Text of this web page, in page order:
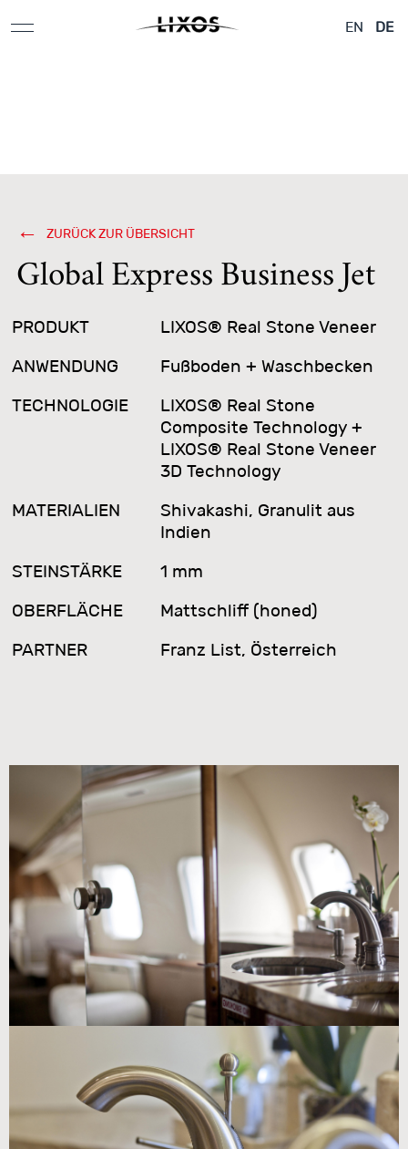
EN DE
Designelemente
Flugzeuge &
Yachten
ZURÜCK ZUR ÜBERSICHT
Global Express Business Jet
PRODUKT
LIXOS® Real Stone Veneer
ANWENDUNG
Fußboden + Waschbecken
TECHNOLOGIE
LIXOS® Real Stone
Composite Technology +
LIXOS® Real Stone Veneer
3D Technology
MATERIALIEN
Shivakashi, Granulit aus
Indien
STEINSTÄRKE
1 mm
OBERFLÄCHE
Mattschliff (honed)
PARTNER
Franz List, Österreich